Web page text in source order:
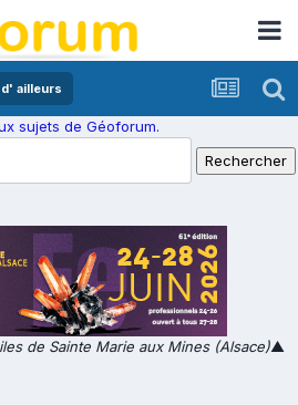
ailleurs
sujets de Géoforum.
de Sainte Marie aux Mines (Alsace)▲